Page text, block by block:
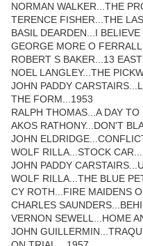
NORMAN WALKER...THE
TERENCE FISHER...THE
BASIL DEARDEN...I
GEORGE MORE O
ROBERT S BAKER...13
NOEL LANGLEY...THE
JOHN PADDY
THE FORM...1953
RALPH THOMAS...A DAY
AKOS RATHONY...DON'T
JOHN
WOLF RILLA...STOCK
JOHN PADDY
WOLF RILLA...THE BLUE
CY ROTH...FIRE MAIDENS
CHARLES
VERNON SEWELL...HOME
JOHN